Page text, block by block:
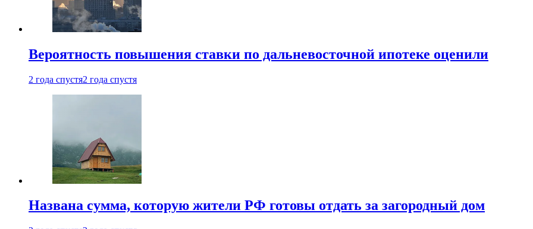
Вероятность повышения ставки по дальневосточной ипотеке оценили
2 года спустя2 года спустя
Названа сумма, которую жители РФ готовы отдать за загородный дом